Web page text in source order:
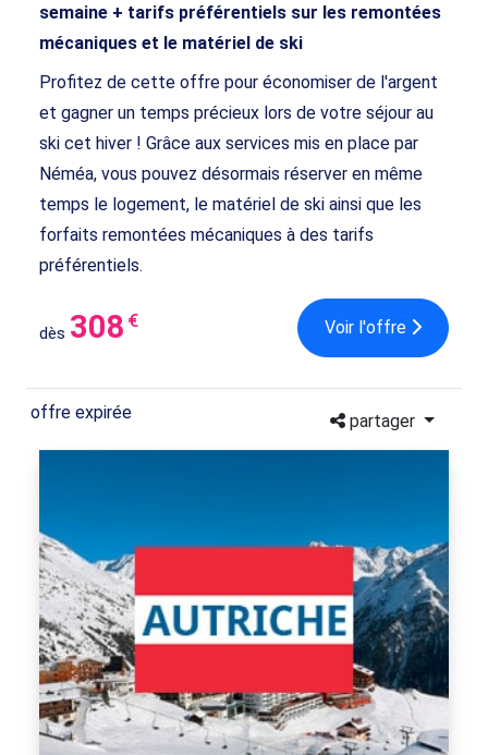
semaine + tarifs préférentiels sur les remontées
mécaniques et le matériel de ski
Profitez de cette offre pour économiser de l'argent
et gagner un temps précieux lors de votre séjour au
ski cet hiver ! Grâce aux services mis en place par
Néméa, vous pouvez désormais réserver en même
temps le logement, le matériel de ski ainsi que les
forfaits remontées mécaniques à des tarifs
préférentiels.
dès 308 € Voir l'offre
offre expirée partager